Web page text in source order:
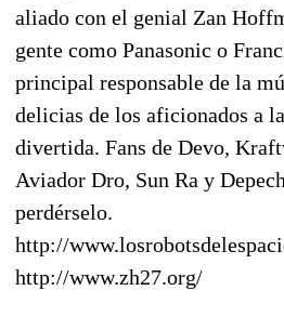
aliado con el genial Zan
gente como Panasonic o
principal responsable de la
delicias de los aficionados a
divertida. Fans de Devo,
Aviador Dro, Sun Ra y
perdérselo.
http://
http://www.zh27.org/